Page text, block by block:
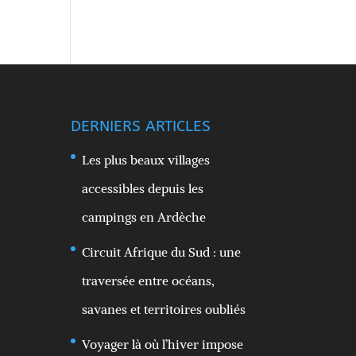
DERNIERS ARTICLES
Les plus beaux villages
accessibles depuis les
campings en Ardèche
Circuit Afrique du Sud : une
traversée entre océans,
savanes et territoires oubliés
Voyager là où l’hiver impose